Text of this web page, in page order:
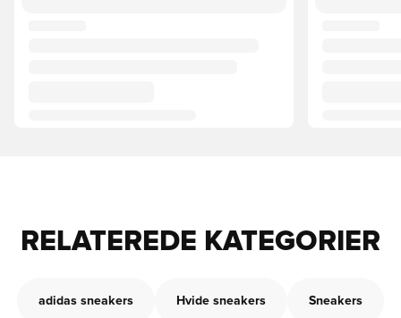
RELATEREDE KATEGORIER
adidas sneakers Hvide sneakers Sneakers